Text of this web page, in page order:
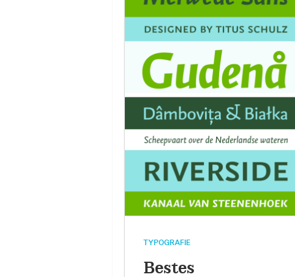
TYPOGRAFIE
Bestes